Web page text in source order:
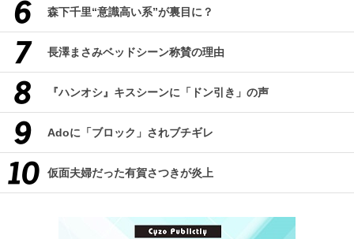
森下千里“意識高い系”が裏目に？
長澤まさみベッドシーン称賛の理由
『ハンオシ』キスシーンに「ドン引き」の声
Adoに「ブロック」されブチギレ
仮面夫婦だった有賀さつきが炎上